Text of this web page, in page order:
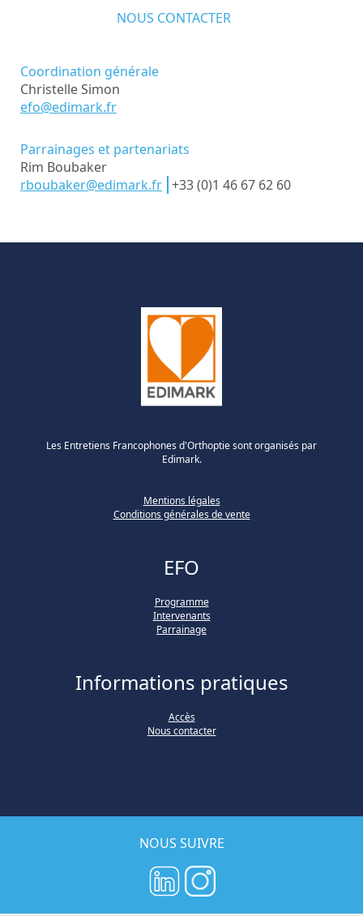
NOUS CONTACTER
Coordination générale
Christelle Simon
efo@edimark.fr
Parrainages et partenariats
Rim Boubaker
rboubaker@edimark.fr +33 (0)1 46 67 62 60
Les Entretiens Francophones d'Orthoptie sont organisés par
Edimark.
Mentions légales
Conditions générales de vente
EFO
Programme
Intervenants
Parrainage
Informations pratiques
Accès
Nous contacter
NOUS SUIVRE